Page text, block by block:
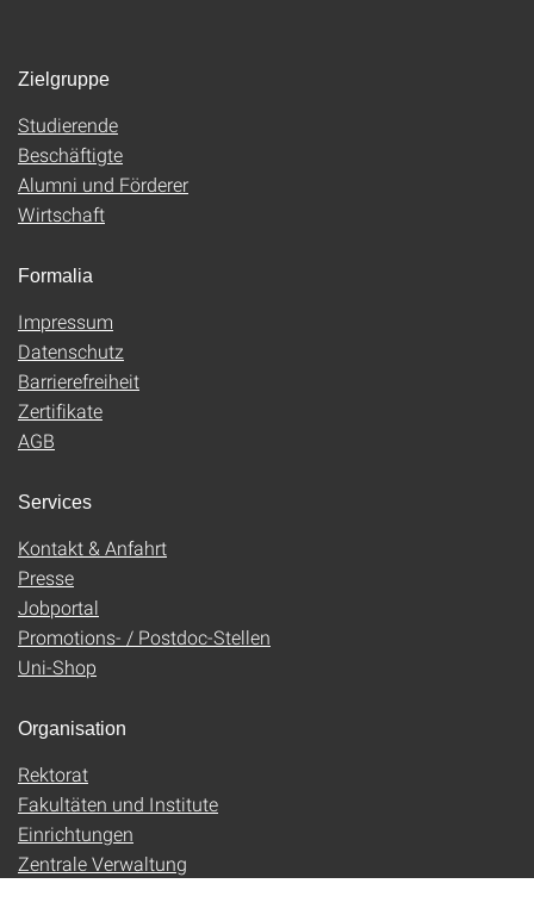
Zielgruppe
Studierende
Beschäftigte
Alumni und Förderer
Wirtschaft
Formalia
Impressum
Datenschutz
Barrierefreiheit
Zertifikate
AGB
Services
Kontakt & Anfahrt
Presse
Jobportal
Promotions- / Postdoc-Stellen
Uni-Shop
Organisation
Rektorat
Fakultäten und Institute
Einrichtungen
Zentrale Verwaltung